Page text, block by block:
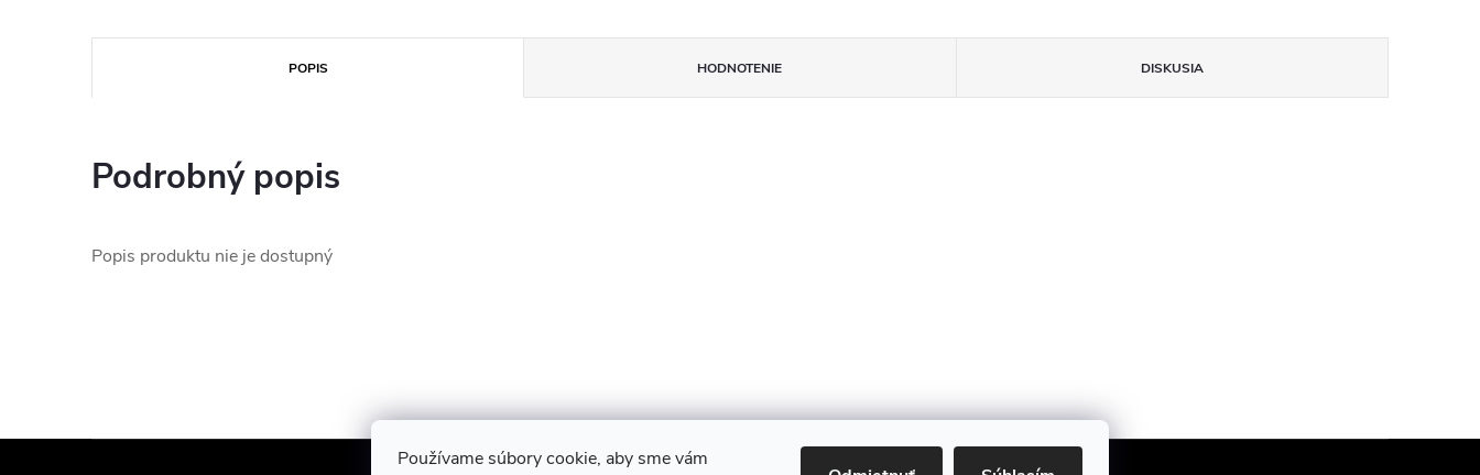
Používame súbory cookie, aby sme vám
POPIS HODNOTENIE DISKUSIA
Podrobný popis
Popis produktu nie je dostupný